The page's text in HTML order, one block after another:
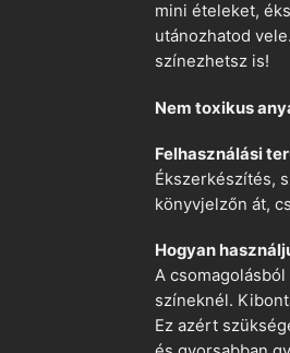
mini ételeket,
utánozhatod
színezhetsz is!
Nem toxikus
Felhasználási
Ékszerkészítés,
könyvjelzőn át,
Hogyan
A
színeknél.
Ez azért